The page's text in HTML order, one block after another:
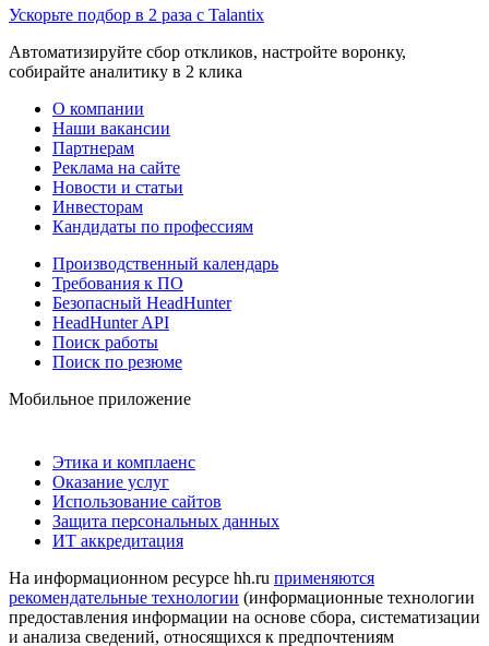
Ускорьте подбор в 2 раза с Talantix
Автоматизируйте сбор откликов, настройте воронку,
собирайте аналитику в 2 клика
О компании
Наши вакансии
Партнерам
Реклама на сайте
Новости и статьи
Инвесторам
Кандидаты по профессиям
Производственный календарь
Требования к ПО
Безопасный HeadHunter
HeadHunter API
Поиск работы
Поиск по резюме
Мобильное приложение
Этика и комплаенс
Оказание услуг
Использование сайтов
Защита персональных данных
ИТ аккредитация
На информационном ресурсе hh.ru применяются
рекомендательные технологии (информационные технологии
предоставления информации на основе сбора, систематизации
и анализа сведений, относящихся к предпочтениям